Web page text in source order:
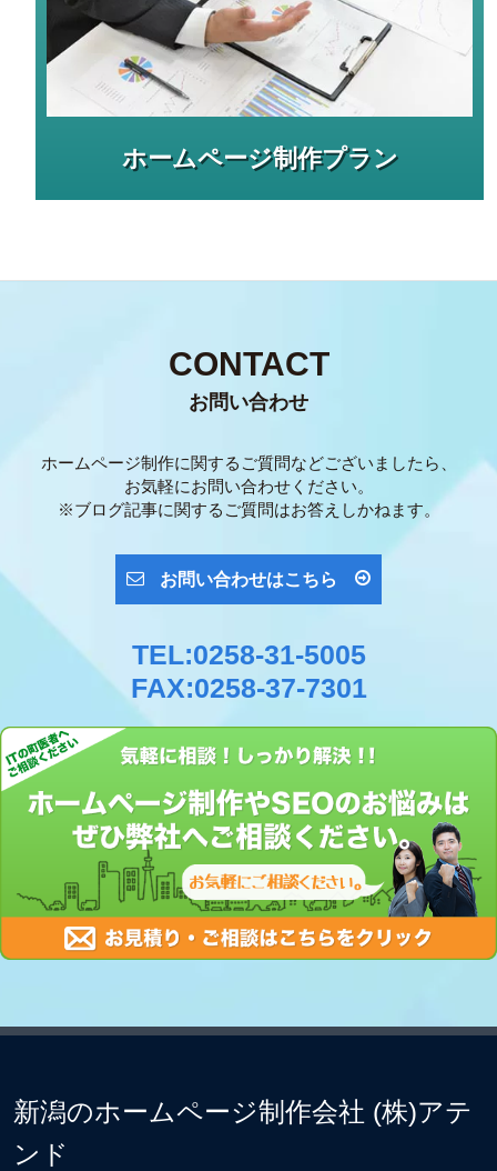
ホームページ制作プラン
CONTACT
お問い合わせ
ホームページ制作に関するご質問などございましたら、
お気軽にお問い合わせください。
※ブログ記事に関するご質問はお答えしかねます。
お問い合わせはこちら
TEL:0258-31-5005
FAX:0258-37-7301
新潟のホームページ制作会社 (株)アテ
ンド